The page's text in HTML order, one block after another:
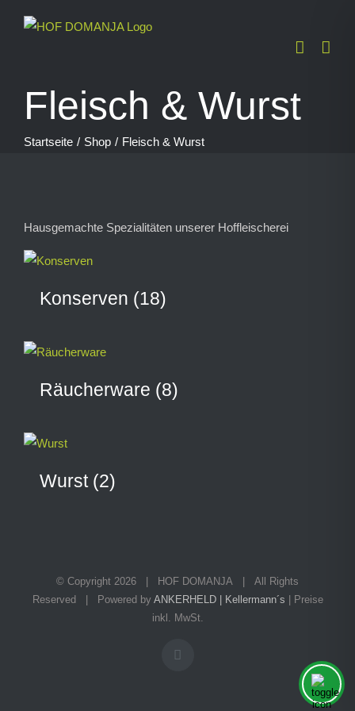
Inhalt
Fleisch & Wurst
Startseite Shop Fleisch & Wurst
Hausgemachte Spezialitäten unserer Hoffleischerei
Konserven (18)
Räucherware (8)
Wurst (2)
© Copyright 2026 | HOF DOMANJA | All Rights
Reserved | Powered by ANKERHELD | Kellermann´s | Preise
inkl. MwSt.
Facebook